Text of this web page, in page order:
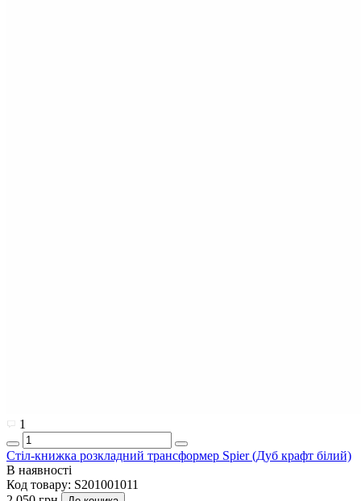
1
Стіл-книжка розкладний трансформер Spier (Дуб крафт білий)
В наявності
Код товару: S201001011